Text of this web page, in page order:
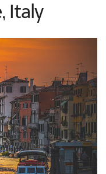
Italy